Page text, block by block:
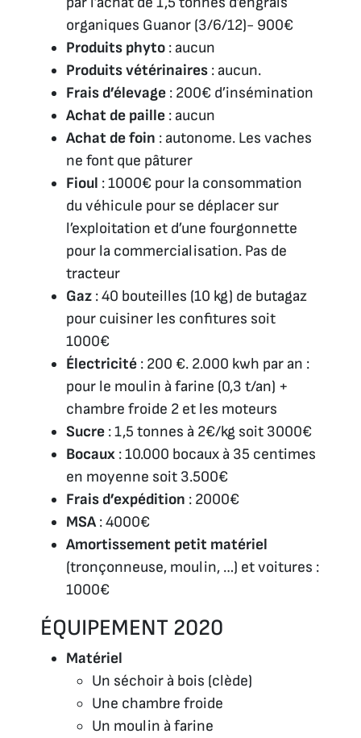
organiques Guanor (3/6/12)- 900€
Produits phyto : aucun
Produits vétérinaires : aucun.
Frais d’élevage : 200€ d’insémination
Achat de paille : aucun
Achat de foin : autonome. Les vaches
ne font que pâturer
Fioul : 1000€ pour la consommation
du véhicule pour se déplacer sur
l’exploitation et d’une fourgonnette
pour la commercialisation. Pas de
tracteur
Gaz : 40 bouteilles (10 kg) de butagaz
pour cuisiner les confitures soit
1000€
Électricité : 200 €. 2.000 kwh par an :
pour le moulin à farine (0,3 t/an) +
chambre froide 2 et les moteurs
Sucre : 1,5 tonnes à 2€/kg soit 3000€
Bocaux : 10.000 bocaux à 35 centimes
en moyenne soit 3.500€
Frais d’expédition : 2000€
MSA: 4000€
Amortissement petit matériel
(tronçonneuse, moulin, …) et voitures :
1000€
ÉQUIPEMENT 2020
Matériel
Un séchoir à bois (clède)
Une chambre froide
Un moulin à farine